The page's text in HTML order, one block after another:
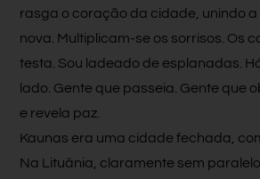
rasga o coração da cidade, unindo a
nova. Multiplicam-se os sorrisos. Os
testa. Sou ladeado de esplanadas.
lado. Gente que passeia. Gente que
e revela paz.
Kaunas era uma cidade fechada,
Na Lituânia, claramente sem